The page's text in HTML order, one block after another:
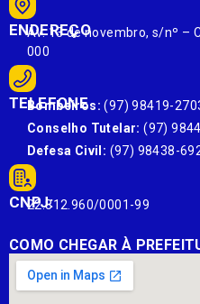
ENDEREÇO
Av. 13 de novembro, s/nº –
000
TELEFONE
Bombeiros: (97) 98419-
Conselho Tutelar: (97)
Defesa Civil: (97) 98438-
CNPJ:
22.812.960/0001-99
COMO CHEGAR À